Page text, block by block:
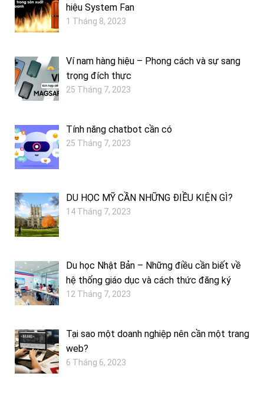
hiệu System Fan
1 Tháng 8, 2023
Ví nam hàng hiệu – Phong cách và sự sang
trọng đích thực
25 Tháng 7, 2023
Tính năng chatbot cần có
25 Tháng 7, 2023
DU HỌC MỸ CẦN NHỮNG ĐIỀU KIỆN GÌ?
14 Tháng 7, 2023
Du học Nhật Bản – Những điều cần biết về
hệ thống giáo dục và cách thức đăng ký
12 Tháng 7, 2023
Tại sao một doanh nghiệp nên cần một trang
web?
6 Tháng 6, 2023